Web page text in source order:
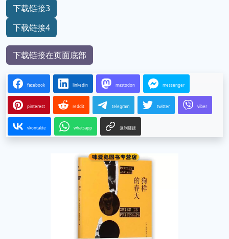
下载链接3
下载链接4
下载链接在页面底部
facebook linkedin mastodon messenger
pinterest reddit telegram twitter viber
vkontakte whatsapp 复制链接